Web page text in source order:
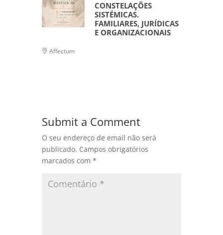
CONSTELAÇÕES
SISTÉMICAS.
FAMILIARES, JURÍDICAS
E ORGANIZACIONAIS
Affectum
Submit a Comment
O seu endereço de email não será
publicado. Campos obrigatórios
marcados com *